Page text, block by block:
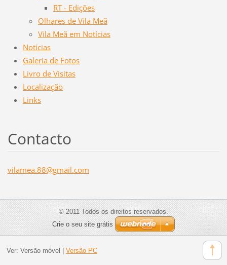
RT - Edições
Olhares de Vila Meã
Vila Meã em Notícias
Notícias
Galeria de Fotos
Livro de Visitas
Localização
Links
Contacto
vilamea.88@gmail.com
© 2011 Todos os direitos reservados.
Crie o seu site grátis
Ver: Versão móvel Versão PC